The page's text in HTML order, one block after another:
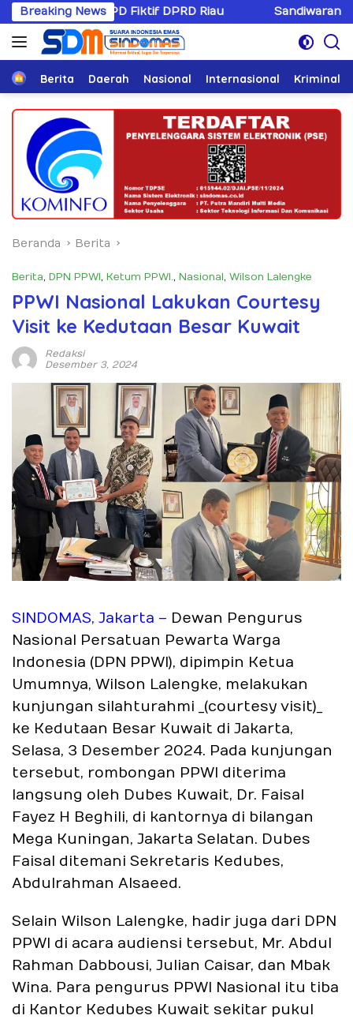
Langsung
ke
konten
Breaking News
Fiktif DPRD Riau Sandiwaranya Rekonsiliasi
HomeBerita Daerah Nasional Internasional Kriminal
Beranda Berita
Berita, DPN PPWI, Ketum PPWI., Nasional, Wilson Lalengke
PPWI Nasional Lakukan Courtesy
Visit ke Kedutaan Besar Kuwait
Redaksi
Desember 3, 2024
SINDOMAS, Jakarta – Dewan Pengurus
Nasional Persatuan Pewarta Warga
Indonesia (DPN PPWI), dipimpin Ketua
Umumnya, Wilson Lalengke, melakukan
kunjungan silahturahmi _(courtesy visit)_
ke Kedutaan Besar Kuwait di Jakarta,
Selasa, 3 Desember 2024. Pada kunjungan
tersebut, rombongan PPWI diterima
langsung oleh Dubes Kuwait, Dr. Faisal
Fayez H Beghili, di kantornya di bilangan
Mega Kuningan, Jakarta Selatan. Dubes
Faisal ditemani Sekretaris Kedubes,
Abdulrahman Alsaeed.
Selain Wilson Lalengke, hadir juga dari DPN
PPWI di acara audiensi tersebut, Mr. Abdul
Rahman Dabbousi, Julian Caisar, dan Mbak
Wina. Para pengurus PPWI Nasional itu tiba
di Kantor Kedubes Kuwait sekitar pukul